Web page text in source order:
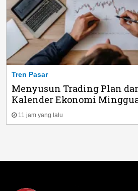
Tren Pasar
Menyusun Trading Plan
Kalender Ekonomi
11 jam yang lalu